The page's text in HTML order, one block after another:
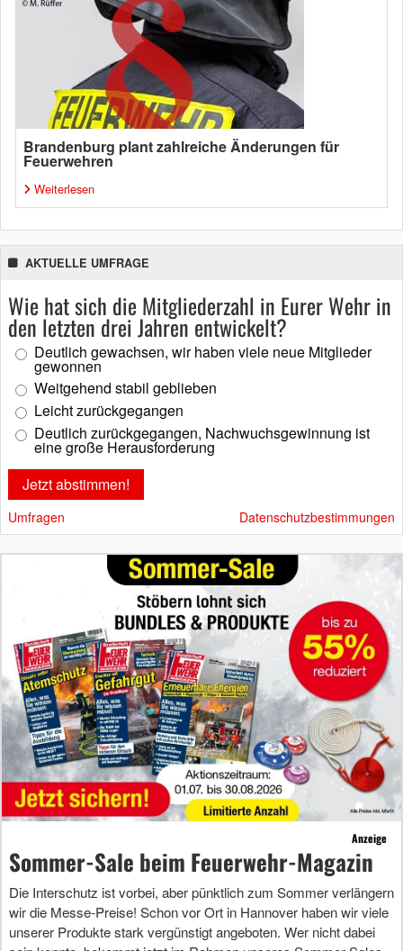
Brandenburg plant zahlreiche Änderungen für
Feuerwehren
Weiterlesen
AKTUELLE UMFRAGE
Wie hat sich die Mitgliederzahl in Eurer Wehr in
den letzten drei Jahren entwickelt?
Deutlich gewachsen, wir haben viele neue Mitglieder
gewonnen
Weitgehend stabil geblieben
Leicht zurückgegangen
Deutlich zurückgegangen, Nachwuchsgewinnung ist
eine große Herausforderung
Umfragen Datenschutzbestimmungen
Anzeige
Sommer-Sale beim Feuerwehr-Magazin
Die Interschutz ist vorbei, aber pünktlich zum Sommer verlängern
wir die Messe-Preise! Schon vor Ort in Hannover haben wir viele
unserer Produkte stark vergünstigt angeboten. Wer nicht dabei